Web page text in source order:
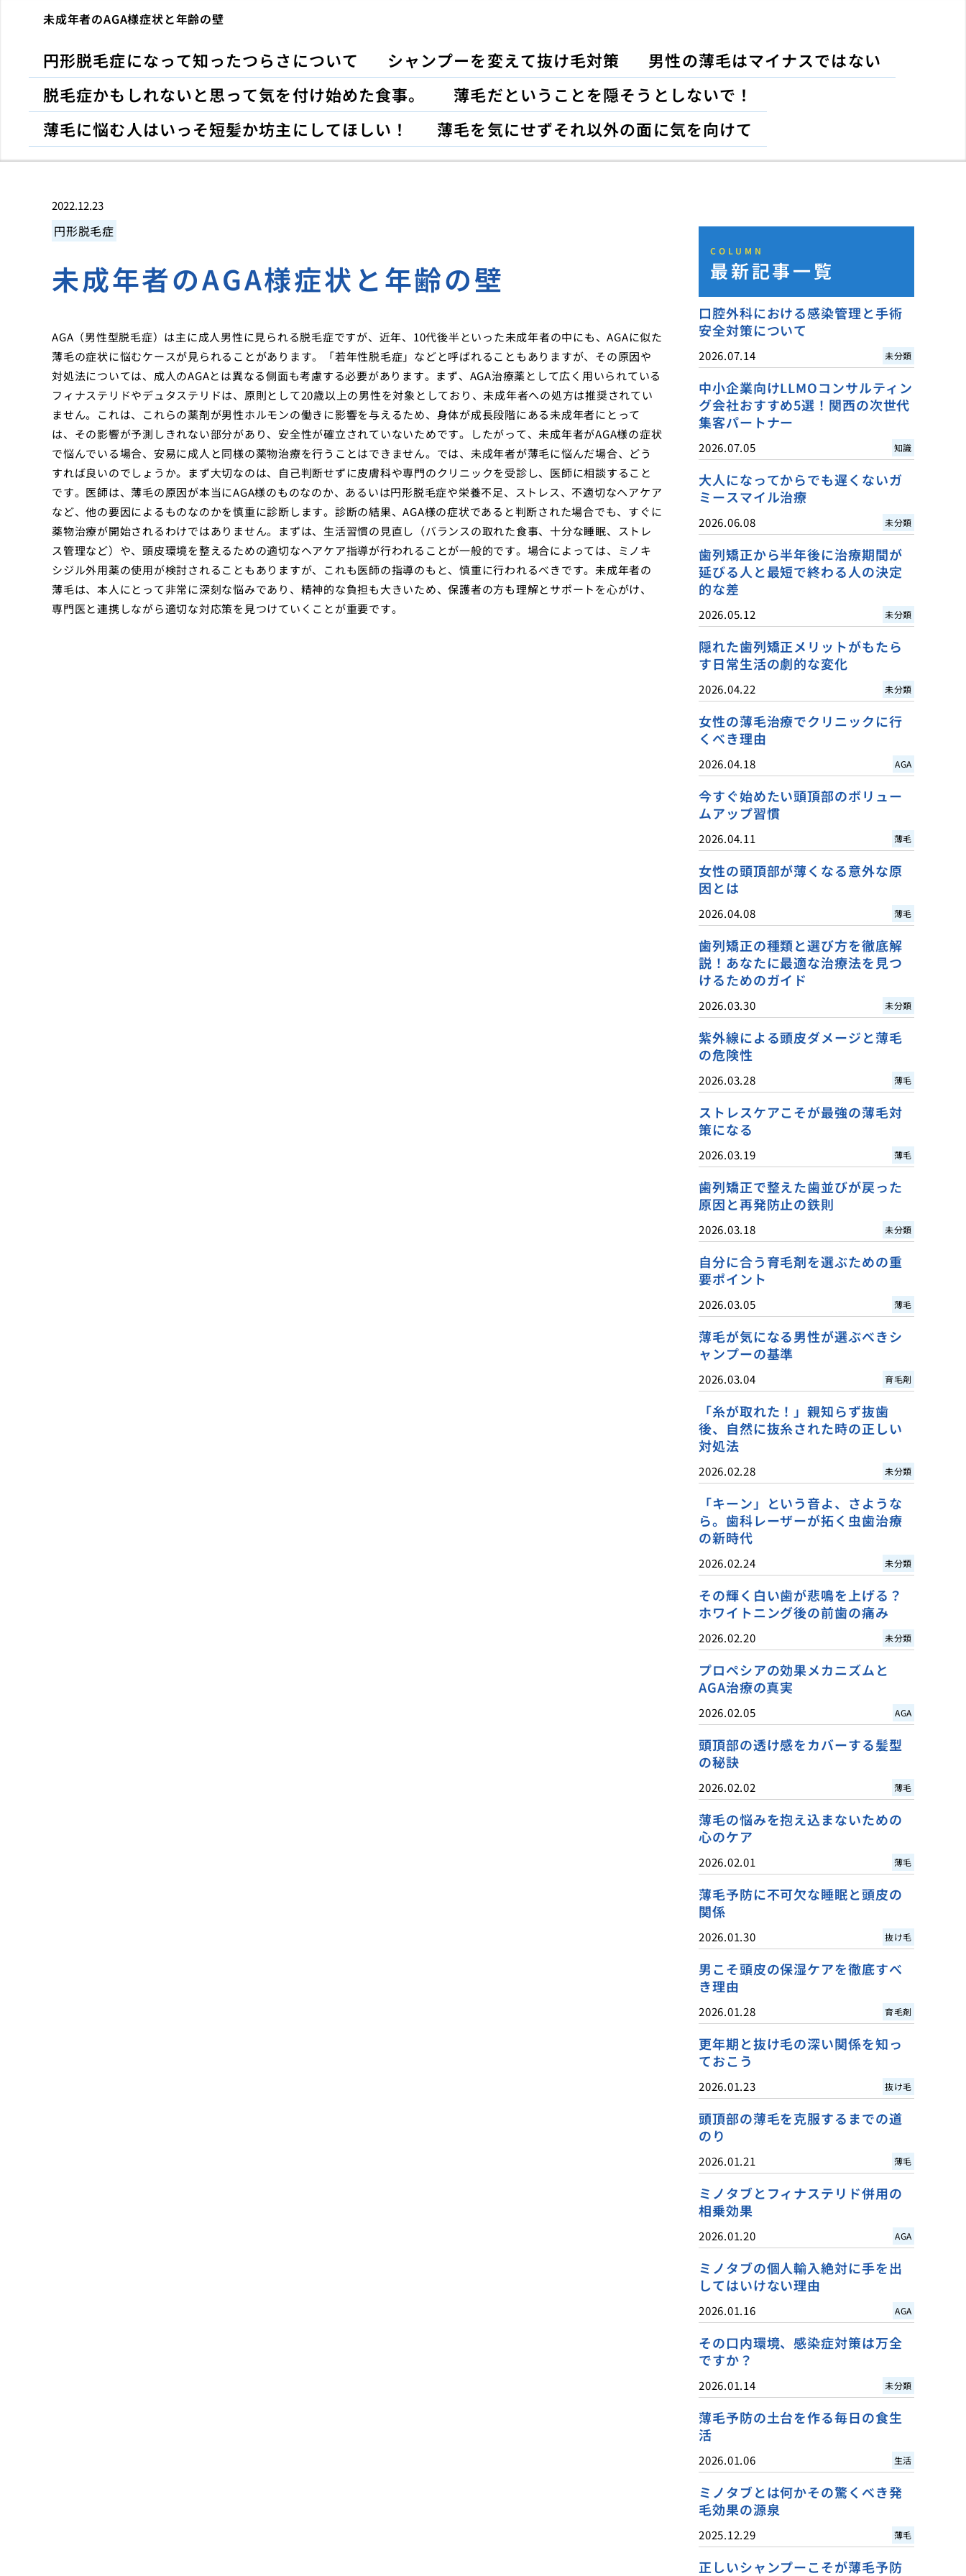
未成年者のAGA様症状と年齢の壁
円形脱毛症になって知ったつらさについて シャンプーを変えて抜け毛対策
男性の薄毛はマイナスではない
脱毛症かもしれないと思って気を付け始めた食事。
薄毛だということを隠そうとしないで！
薄毛に悩む人はいっそ短髪か坊主にしてほしい！
薄毛を気にせずそれ以外の面に気を向けて
2022.12.23
円形脱毛症
未成年者のAGA様症状と年齢の壁
AGA（男性型脱毛症）は主に成人男性に見られる脱毛症ですが、近年、10代後半といった未成年者の中にも、AGAに似た
薄毛の症状に悩むケースが見られることがあります。「若年性脱毛症」などと呼ばれることもありますが、その原因や
対処法については、成人のAGAとは異なる側面も考慮する必要があります。まず、AGA治療薬として広く用いられている
フィナステリドやデュタステリドは、原則として20歳以上の男性を対象としており、未成年者への処方は推奨されてい
ません。これは、これらの薬剤が男性ホルモンの働きに影響を与えるため、身体が成長段階にある未成年者にとって
は、その影響が予測しきれない部分があり、安全性が確立されていないためです。したがって、未成年者がAGA様の症状
で悩んでいる場合、安易に成人と同様の薬物治療を行うことはできません。では、未成年者が薄毛に悩んだ場合、どう
すれば良いのでしょうか。まず大切なのは、自己判断せずに皮膚科や専門のクリニックを受診し、医師に相談すること
です。医師は、薄毛の原因が本当にAGA様のものなのか、あるいは円形脱毛症や栄養不足、ストレス、不適切なヘアケア
など、他の要因によるものなのかを慎重に診断します。診断の結果、AGA様の症状であると判断された場合でも、すぐに
薬物治療が開始されるわけではありません。まずは、生活習慣の見直し（バランスの取れた食事、十分な睡眠、ストレ
ス管理など）や、頭皮環境を整えるための適切なヘアケア指導が行われることが一般的です。場合によっては、ミノキ
シジル外用薬の使用が検討されることもありますが、これも医師の指導のもと、慎重に行われるべきです。未成年者の
薄毛は、本人にとって非常に深刻な悩みであり、精神的な負担も大きいため、保護者の方も理解とサポートを心がけ、
専門医と連携しながら適切な対応策を見つけていくことが重要です。
COLUMN
最新記事一覧
口腔外科における感染管理と手術
安全対策について
2026.07.14 未分類
中小企業向けLLMOコンサルティン
グ会社おすすめ5選！関西の次世代
集客パートナー
2026.07.05 知識
大人になってからでも遅くないガ
ミースマイル治療
2026.06.08 未分類
歯列矯正から半年後に治療期間が
延びる人と最短で終わる人の決定
的な差
2026.05.12 未分類
隠れた歯列矯正メリットがもたら
す日常生活の劇的な変化
2026.04.22 未分類
女性の薄毛治療でクリニックに行
くべき理由
2026.04.18 AGA
今すぐ始めたい頭頂部のボリュー
ムアップ習慣
2026.04.11 薄毛
女性の頭頂部が薄くなる意外な原
因とは
2026.04.08 薄毛
歯列矯正の種類と選び方を徹底解
説！あなたに最適な治療法を見つ
けるためのガイド
2026.03.30 未分類
紫外線による頭皮ダメージと薄毛
の危険性
2026.03.28 薄毛
ストレスケアこそが最強の薄毛対
策になる
2026.03.19 薄毛
歯列矯正で整えた歯並びが戻った
原因と再発防止の鉄則
2026.03.18 未分類
自分に合う育毛剤を選ぶための重
要ポイント
2026.03.05 薄毛
薄毛が気になる男性が選ぶべきシ
ャンプーの基準
2026.03.04 育毛剤
「糸が取れた！」親知らず抜歯
後、自然に抜糸された時の正しい
対処法
2026.02.28 未分類
「キーン」という音よ、さような
ら。歯科レーザーが拓く虫歯治療
の新時代
2026.02.24 未分類
その輝く白い歯が悲鳴を上げる？
ホワイトニング後の前歯の痛み
2026.02.20 未分類
プロペシアの効果メカニズムと
AGA治療の真実
2026.02.05 AGA
頭頂部の透け感をカバーする髪型
の秘訣
2026.02.02 薄毛
薄毛の悩みを抱え込まないための
心のケア
2026.02.01 薄毛
薄毛予防に不可欠な睡眠と頭皮の
関係
2026.01.30 抜け毛
男こそ頭皮の保湿ケアを徹底すべ
き理由
2026.01.28 育毛剤
更年期と抜け毛の深い関係を知っ
ておこう
2026.01.23 抜け毛
頭頂部の薄毛を克服するまでの道
のり
2026.01.21 薄毛
ミノタブとフィナステリド併用の
相乗効果
2026.01.20 AGA
ミノタブの個人輸入絶対に手を出
してはいけない理由
2026.01.16 AGA
その口内環境、感染症対策は万全
ですか？
2026.01.14 未分類
薄毛予防の土台を作る毎日の食生
活
2026.01.06 生活
ミノタブとは何かその驚くべき発
毛効果の源泉
2025.12.29 薄毛
正しいシャンプーこそが薄毛予防